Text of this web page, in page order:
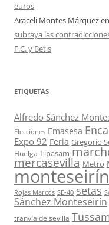
euros
Araceli Montes Márquezen
subraya las
F.C. y Betis
ETIQUETAS
Alfredo Sánchez
Elecciones Emasesa
Expo 92 Feria Gregorio
Huelga Lipasam
mercasevilla Metro
monteseirín
Rojas Marcos SE-40 setas
Sánchez Monteseirín
tranvía de sevilla